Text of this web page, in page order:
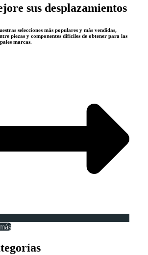
sus desplazamientos
selecciones más populares y más vendidas,
piezas y componentes difíciles de obtener para las
marcas.